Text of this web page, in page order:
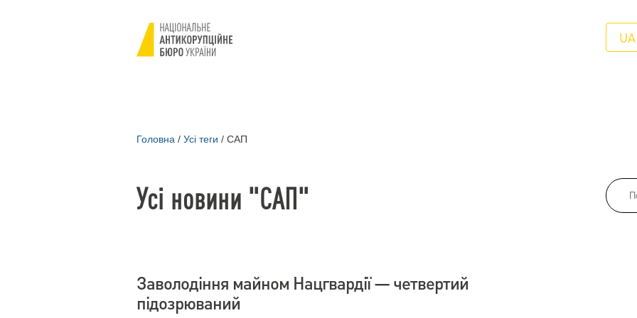
UA
Головна / Усі теги / САП
Усі новини "САП"
Заволодіння майном Нацгвардії — четвертий
підозрюваний